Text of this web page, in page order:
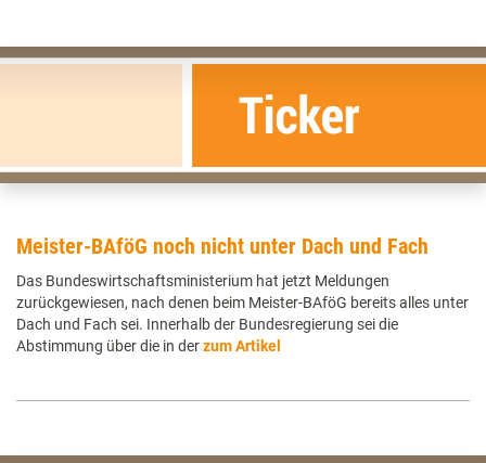
Meister-BAföG noch nicht unter Dach und Fach
Das Bundeswirtschaftsministerium hat jetzt Meldungen
zurückgewiesen, nach denen beim Meister-BAföG bereits alles unter
Dach und Fach sei. Innerhalb der Bundesregierung sei die
Abstimmung über die in derzum Artikel